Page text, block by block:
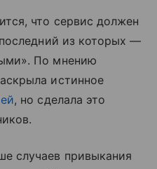
что сервис должен
из которых —
По мнению
истинное
, но сделала это
случаев привыкания